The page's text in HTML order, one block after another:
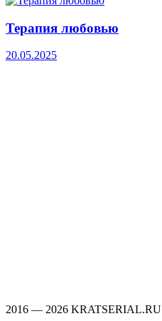
Терапия любовью
20.05.2025
2016 — 2026 KRATSERIAL.RU